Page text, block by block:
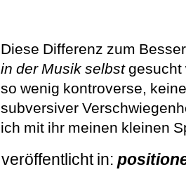
Diese Differenz zum
in der Musik selbstgesucht
so wenig kontroverse,
subversiver
ich mit ihr meinen kleinen
veröffentlicht in: